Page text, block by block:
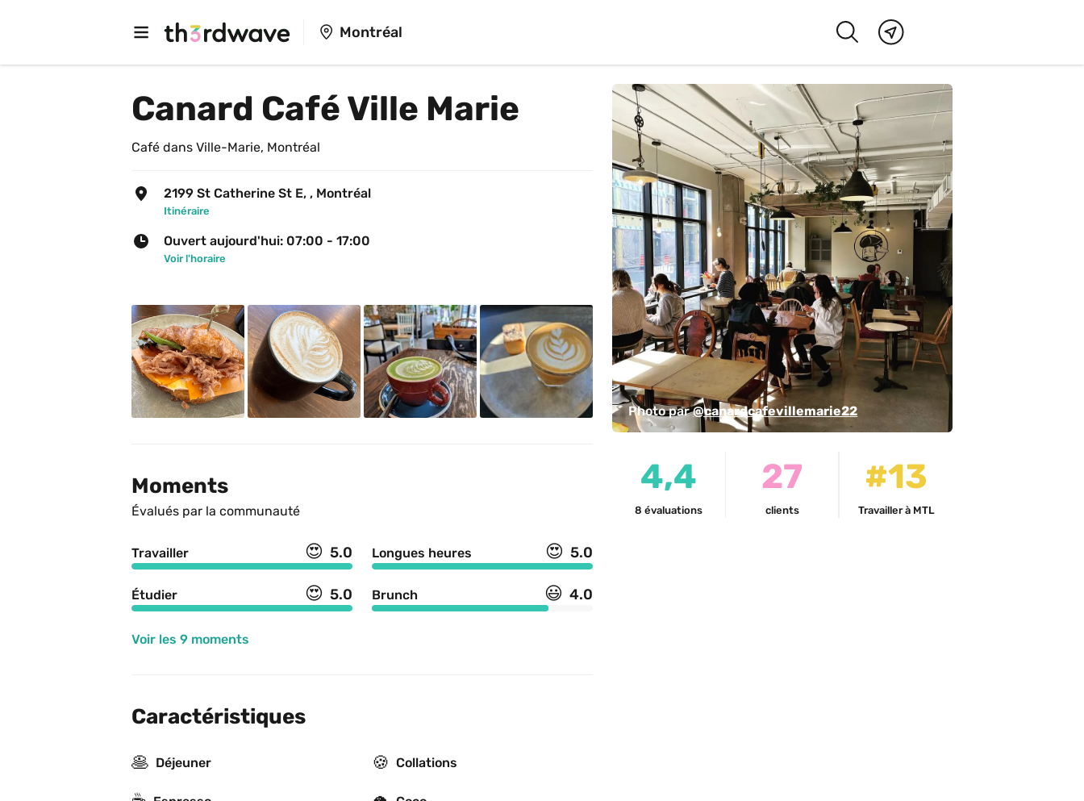
Montréal
Photo par @canardcafevillemarie22
4,4
8 évaluations
27
clients
#13
Travailler à MTL
Canard Café Ville Marie
Café dans Ville-Marie, Montréal
2199 St Catherine St E, , Montréal
Itinéraire
Ouvert aujourd'hui: 07:00 - 17:00
Voir l'horaire
Moments
Évalués par la communauté
Travailler 😍 5.0 Longues heures 😍 5.0
Étudier 😍 5.0 Brunch 😃 4.0
Voir les 9 moments
Caractéristiques
🥞 Déjeuner 🍪 Collations